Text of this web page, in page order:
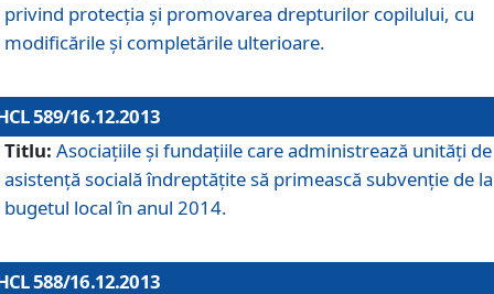
privind protecţia şi promovarea drepturilor copilului, cu
modificările şi completările ulterioare.
589/16.12.2013
Titlu: Asociaţiile şi fundaţiile care administrează unităţi de
asistenţă socială îndreptăţite să primească subvenţie de la
bugetul local în anul 2014.
588/16.12.2013